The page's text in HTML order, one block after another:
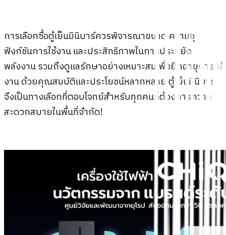
การเลือกซื้อตู้เย็นมินิบาร์ควรพิจารณาขนาด ความจุ
ฟังก์ชันการใช้งาน และประสิทธิภาพในการประหยัด
พลังงาน รวมถึงดูแลรักษาอย่างเหมาะสมเพื่อยืดอายุการใช้
งาน ด้วยคุณสมบัติและประโยชน์หลากหลาย ตู้เย็นมินิบาร์
จึงเป็นทางเลือกที่ตอบโจทย์สำหรับทุกคนที่ต้องการความ
สะดวกสบายในพื้นที่จำกัด!